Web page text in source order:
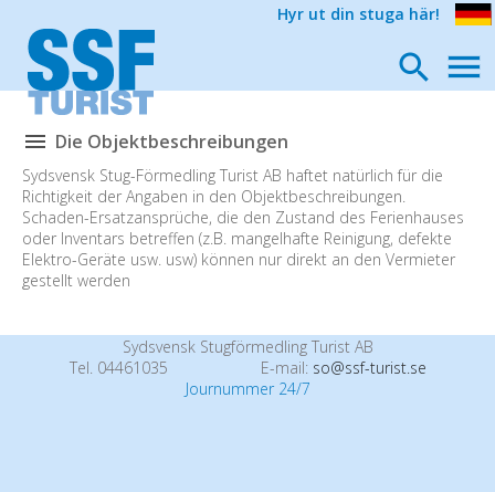
Hyr ut din stuga här!
Die Objektbeschreibungen
Sydsvensk Stug-Förmedling Turist AB haftet natürlich für die
Richtigkeit der Angaben in den Objektbeschreibungen.
Schaden-Ersatzansprüche, die den Zustand des Ferienhauses
oder Inventars betreffen (z.B. mangelhafte Reinigung, defekte
Elektro-Geräte usw. usw) können nur direkt an den Vermieter
gestellt werden
Sydsvensk Stugförmedling Turist AB
Tel. 04461035
E-mail: so@ssf-turist.se
Journummer 24/7